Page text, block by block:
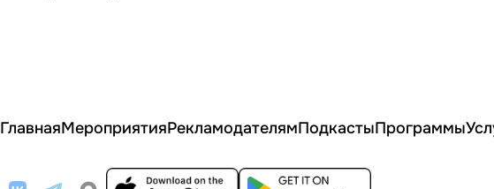
ГлавнаяМероприятияРекламодателямПодкастыПрограммы